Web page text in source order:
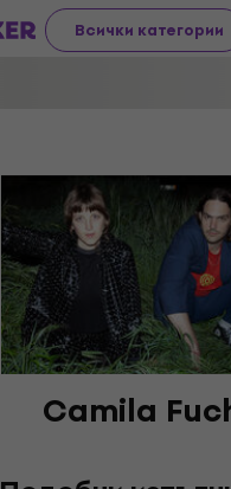
Всички категории
Camila